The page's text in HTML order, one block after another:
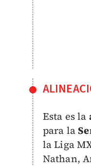
Esta es la
para la
la Liga
Nathan,